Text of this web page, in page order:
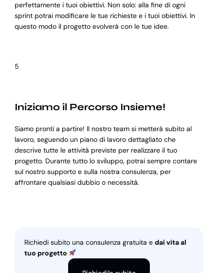
perfettamente i tuoi obiettivi. Non solo: alla fine di ogni
sprint potrai modificare le tue richieste e i tuoi obiettivi. In
questo modo il progetto evolverà con le tue idee.
5
Iniziamo il Percorso Insieme!
Siamo pronti a partire! Il nostro team si metterà subito al
lavoro, seguendo un piano di lavoro dettagliato che
descrive tutte le attività previste per realizzare il tuo
progetto. Durante tutto lo sviluppo, potrai sempre contare
sul nostro supporto e sulla nostra consulenza, per
affrontare qualsiasi dubbio o necessità.
Richiedi subito una consulenza gratuita e dai vita al
tuo progetto